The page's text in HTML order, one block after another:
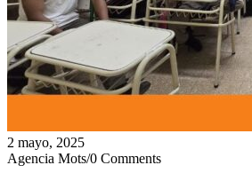
2 mayo, 2025
Agencia Mots/0 Comments